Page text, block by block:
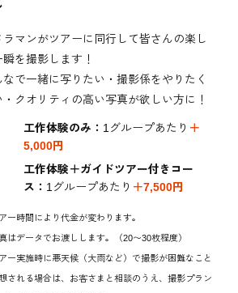
ラマンがツアーに同行して皆さんの楽し
瞬を撮影します！
なで一緒に写りたい・撮影係をやりたく
・クオリティの高い写真が欲しい方に！
工作体験のみ： 1グループあたり ＋
5,000円
工作体験＋ガイドツアー付きコー
ス： 1グループあたり ＋7,500円
ー時間により代金が変わります。
はデータでお渡しします。（20〜30枚程度）
ー実施時に悪天候（大雨など）で撮影が困難なこと
される場合は、お客さまと相談のうえ、撮影プラン